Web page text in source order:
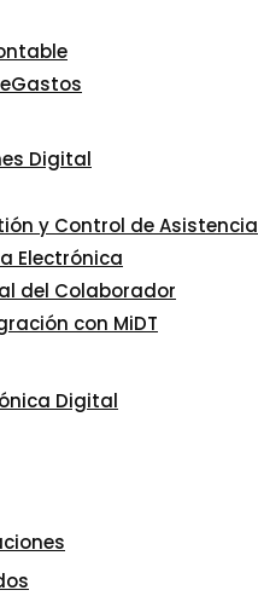
Digital
y Control de Asistencia
Electrónica
del Colaborador
con MiDT
Digital